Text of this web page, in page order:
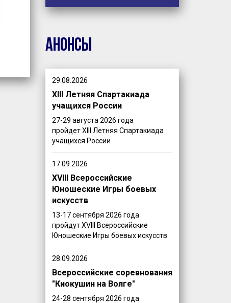
Анонсы
29.08.2026
XIII Летняя Спартакиада
учащихся России
27-29 августа 2026 года
пройдет XIII Летняя Спартакиада
учащихся России
17.09.2026
XVIII Всероссийские
Юношеские Игры боевых
искусств
13-17 сентября 2026 года
пройдут XVIII Всероссийские
Юношеские Игры боевых искусств
28.09.2026
Всероссийские соревнования
"Киокушин на Волге"
24-28 сентября 2026 года